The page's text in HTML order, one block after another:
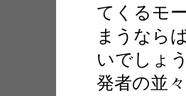
てくるモ
まうなら
いでしょ
発者の並